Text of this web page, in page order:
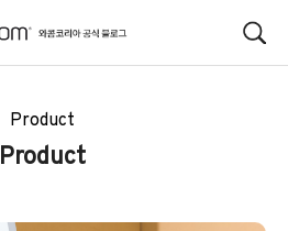
Product
Product